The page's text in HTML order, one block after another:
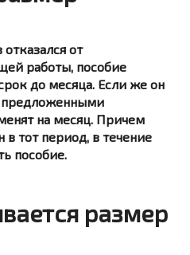
от
работы, пособие
до месяца. Если же он
предложенными
на месяц. Причем
в тот период, в течение
пособие.
размер